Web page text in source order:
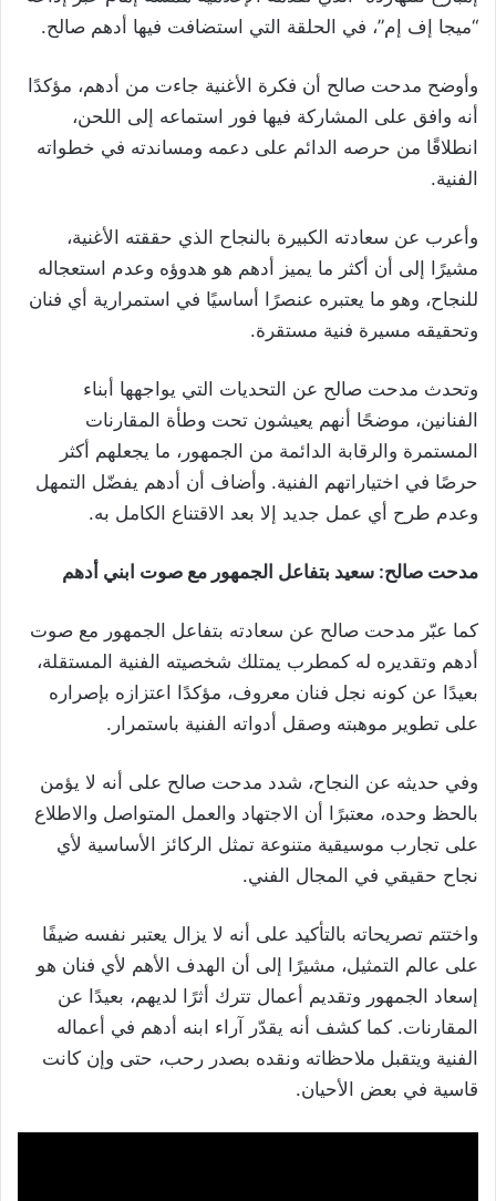
“ميجا إف إم”، في الحلقة التي استضافت فيها أدهم صالح.
وأوضح مدحت صالح أن فكرة الأغنية جاءت من أدهم، مؤكدًا
أنه وافق على المشاركة فيها فور استماعه إلى اللحن،
انطلاقًا من حرصه الدائم على دعمه ومساندته في خطواته
الفنية.
وأعرب عن سعادته الكبيرة بالنجاح الذي حققته الأغنية،
مشيرًا إلى أن أكثر ما يميز أدهم هو هدوؤه وعدم استعجاله
للنجاح، وهو ما يعتبره عنصرًا أساسيًا في استمرارية أي فنان
وتحقيقه مسيرة فنية مستقرة.
وتحدث مدحت صالح عن التحديات التي يواجهها أبناء
الفنانين، موضحًا أنهم يعيشون تحت وطأة المقارنات
المستمرة والرقابة الدائمة من الجمهور، ما يجعلهم أكثر
حرصًا في اختياراتهم الفنية. وأضاف أن أدهم يفضّل التمهل
وعدم طرح أي عمل جديد إلا بعد الاقتناع الكامل به.
مدحت صالح: سعيد بتفاعل الجمهور مع صوت ابني أدهم
كما عبّر مدحت صالح عن سعادته بتفاعل الجمهور مع صوت
أدهم وتقديره له كمطرب يمتلك شخصيته الفنية المستقلة،
بعيدًا عن كونه نجل فنان معروف، مؤكدًا اعتزازه بإصراره
على تطوير موهبته وصقل أدواته الفنية باستمرار.
وفي حديثه عن النجاح، شدد مدحت صالح على أنه لا يؤمن
بالحظ وحده، معتبرًا أن الاجتهاد والعمل المتواصل والاطلاع
على تجارب موسيقية متنوعة تمثل الركائز الأساسية لأي
نجاح حقيقي في المجال الفني.
واختتم تصريحاته بالتأكيد على أنه لا يزال يعتبر نفسه ضيفًا
على عالم التمثيل، مشيرًا إلى أن الهدف الأهم لأي فنان هو
إسعاد الجمهور وتقديم أعمال تترك أثرًا لديهم، بعيدًا عن
المقارنات. كما كشف أنه يقدّر آراء ابنه أدهم في أعماله
الفنية ويتقبل ملاحظاته ونقده بصدر رحب، حتى وإن كانت
قاسية في بعض الأحيان.